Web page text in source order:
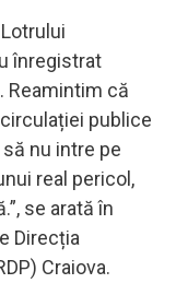
înregistrat
Reamintim că
publice
nu intre pe
real pericol,
se arată în
Direcția
Craiova.